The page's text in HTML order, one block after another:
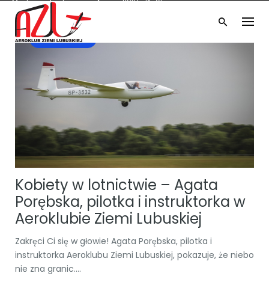
content
Możliwość tankowania Avgas 100LL i Pb 95
Częstotliwość 130.780 MHz
UWAGA! NOWY PRZETARG!
Godziny operacyjne 8:00 - 16:00
AKTUALNOŚCI
Kobiety w lotnictwie – Agata
Porębska, pilotka i instruktorka w
Aeroklubie Ziemi Lubuskiej
Zakręci Ci się w głowie! Agata Porębska, pilotka i
instruktorka Aeroklubu Ziemi Lubuskiej, pokazuje, że niebo
nie zna granic....